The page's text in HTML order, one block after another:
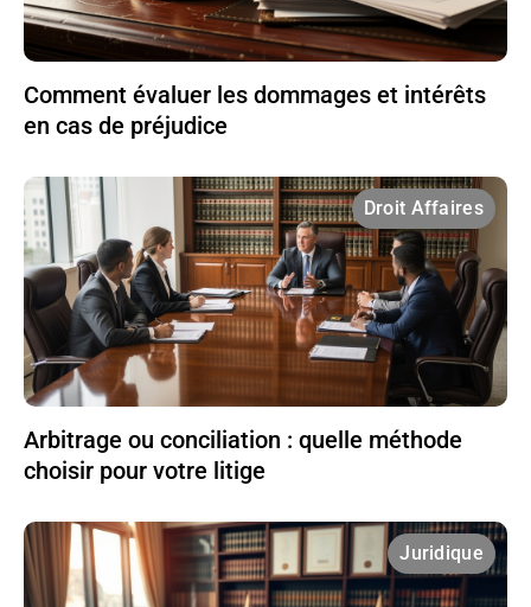
Comment évaluer les dommages et intérêts
en cas de préjudice
Droit Affaires
Arbitrage ou conciliation : quelle méthode
choisir pour votre litige
Juridique